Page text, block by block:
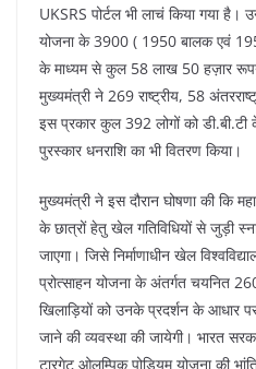
UKSRS पोर्टल भी लाचं किया गया है।
योजना के 3900 ( 1950 बालक एवं
के माध्यम से कुल 58 लाख 50 हज़ार रूपये
मुख्यमंत्री ने 269 राष्ट्रीय, 58
इस प्रकार कुल 392 लोगों को
पुरस्कार धनराशि का भी वितरण किया।
मुख्यमंत्री ने इस दौरान घोषणा की कि
के छात्रों हेतु खेल गतिविधियों से जुड़ी
जाएगा। जिसे निर्माणाधीन खेल
प्रोत्साहन योजना के अंतर्गत चयनित
खिलाड़ियों को उनके प्रदर्शन के आधार
जाने की व्यवस्था की जायेगी। भारत
टारगेट ओलम्पिक पोडियम योजना की